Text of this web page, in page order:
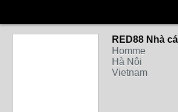
RED88 Nhà
Homme
Hà Nội
Vietnam